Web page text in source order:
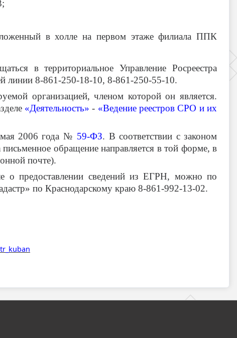
в холле на первом этаже филиала ППК
в территориальное Управление Росреестра
линии 8-861-250-18-10, 8-861-250-55-10.
организацией, членом которой он является.
«Деятельность» - «Ведение реестров СРО и их
2006 года № 59-ФЗ. В соответствии с законом
обращение направляется в той форме, в
почте).
о предоставлении сведений из ЕГРН, можно по
по Краснодарскому краю 8-861-992-13-02.